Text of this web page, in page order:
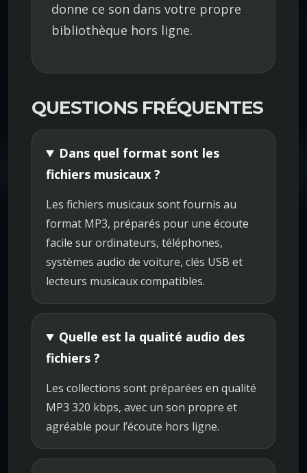
donne ce son dans votre propre
bibliothèque hors ligne.
QUESTIONS FRÉQUENTES
Dans quel format sont les
fichiers musicaux ?
Les fichiers musicaux sont fournis au
format MP3, préparés pour une écoute
facile sur ordinateurs, téléphones,
systèmes audio de voiture, clés USB et
lecteurs musicaux compatibles.
Quelle est la qualité audio des
fichiers ?
Les collections sont préparées en qualité
MP3 320 kbps, avec un son propre et
agréable pour l’écoute hors ligne.